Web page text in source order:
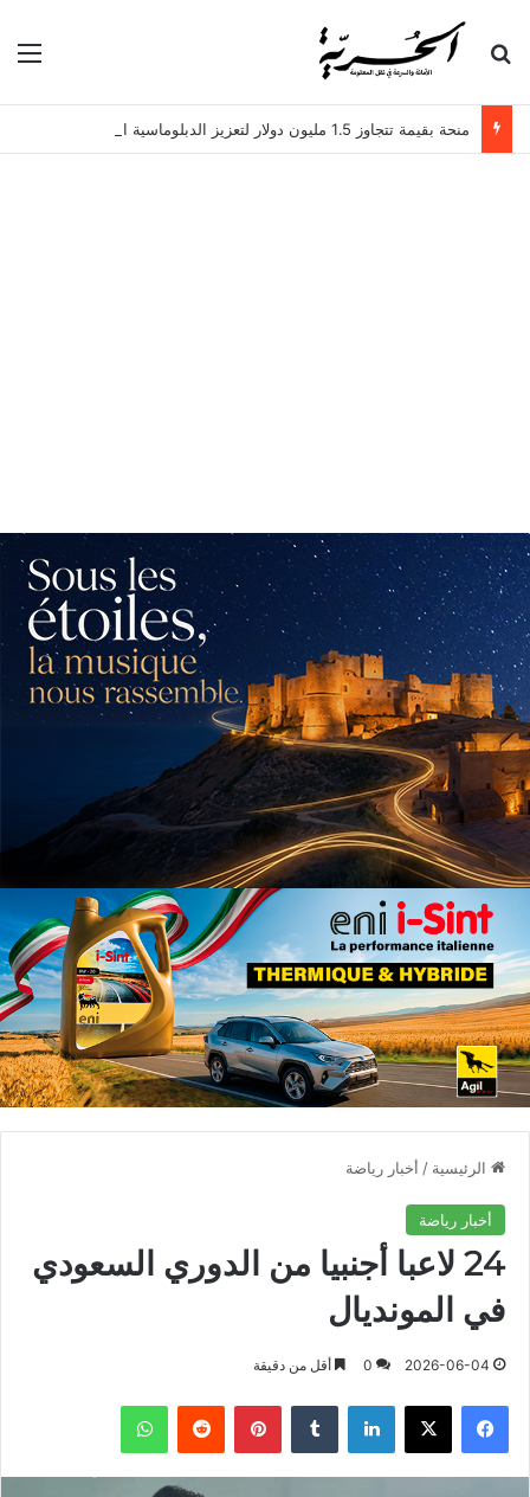
بحث عن
الرئيسية / أخبار رياضة
أخبار رياضة
24 لاعبا أجنبيا من الدوري السعودي
في المونديال
2026-06-04
0 أقل من دقيقة
فيسبوك X لينكدإن بينتيريست واتساب